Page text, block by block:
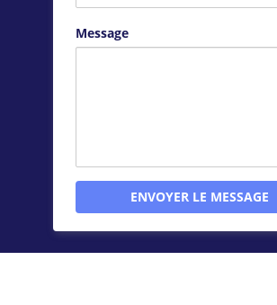
Message